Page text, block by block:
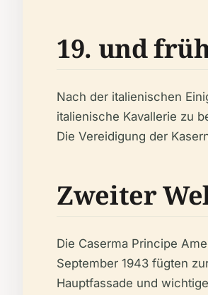
19. und
Nach der italienischen
italienische Kavallerie zu
Die Vereidigung der
Zweiter
Die Caserma Principe
September 1943 fügten
Hauptfassade und